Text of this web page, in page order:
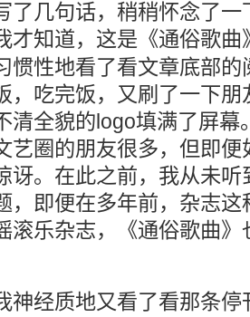
了几句话，稍稍怀念了
才知道，这是《通俗歌曲
惯性地看了看文章底部
，吃完饭，又刷了一下
清全貌的logo填满了屏幕
艺圈的朋友很多，但即
讶。在此之前，我从未
，即便在多年前，杂志
滚乐杂志，《通俗歌曲
神经质地又看了看那条停